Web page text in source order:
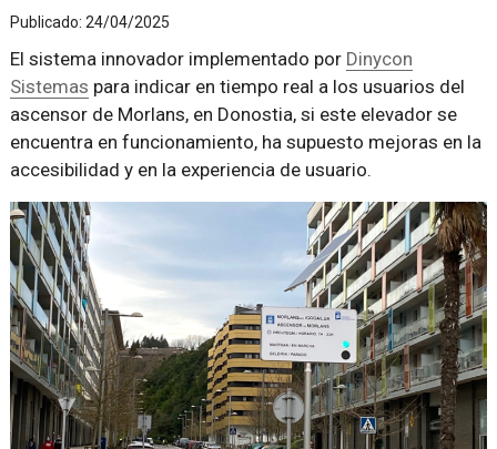
Publicado: 24/04/2025
El sistema innovador implementado por Dinycon
Sistemas para indicar en tiempo real a los usuarios del
ascensor de Morlans, en Donostia, si este elevador se
encuentra en funcionamiento, ha supuesto mejoras en la
accesibilidad y en la experiencia de usuario.